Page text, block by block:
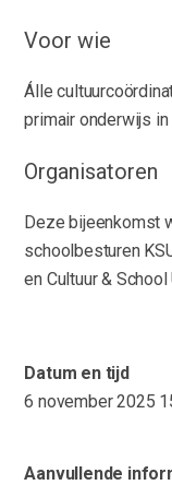
Voor wie
Álle
primair onderwijs
Organisatoren
Deze bijeenkomst
schoolbesturen
en Cultuur &
Datum en tijd
6 november 2025
Aanvullende